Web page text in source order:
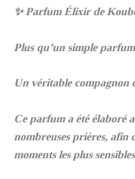
✨ Parfum Élixir de
Plus qu’un simple
Un véritable compagnon
Ce parfum a été élaboré
nombreuses prières, afin
moments les plus